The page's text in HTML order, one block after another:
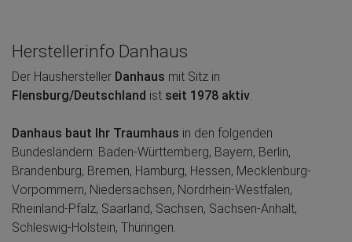
Herstellerinfo Danhaus
Der Haushersteller Danhaus mit Sitz in
Flensburg/Deutschland ist seit 1978 aktiv.
Danhaus baut Ihr Traumhaus in den folgenden
Bundesländern: Baden-Württemberg, Bayern, Berlin,
Brandenburg, Bremen, Hamburg, Hessen, Mecklenburg-
Vorpommern, Niedersachsen, Nordrhein-Westfalen,
Rheinland-Pfalz, Saarland, Sachsen, Sachsen-Anhalt,
Schleswig-Holstein, Thüringen.